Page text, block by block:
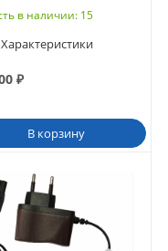
в наличии: 15
Характеристики
₽
В корзину